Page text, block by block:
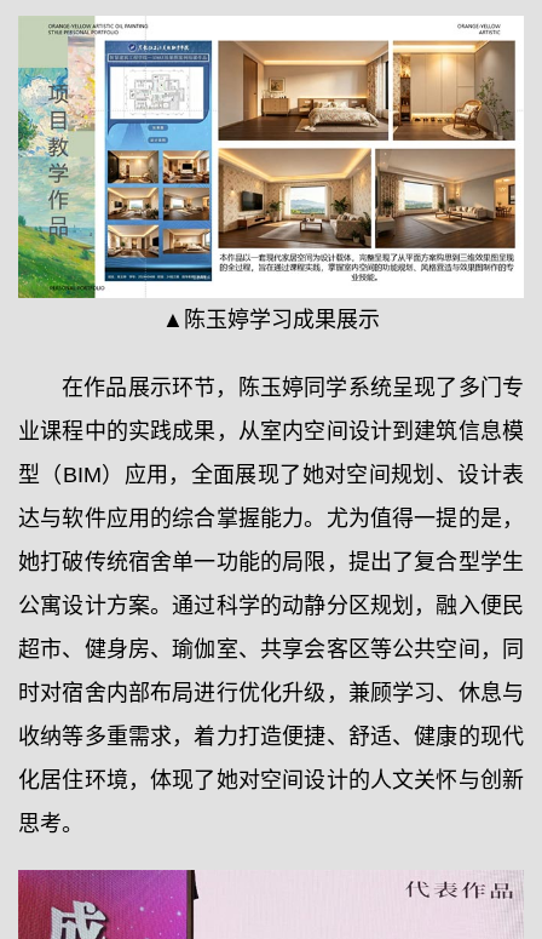
▲陈玉婷学习成果展示
在作品展示环节，陈玉婷同学系统呈现了多门专
业课程中的实践成果，从室内空间设计到建筑信息模
型（BIM）应用，全面展现了她对空间规划、设计表
达与软件应用的综合掌握能力。尤为值得一提的是，
她打破传统宿舍单一功能的局限，提出了复合型学生
公寓设计方案。通过科学的动静分区规划，融入便民
超市、健身房、瑜伽室、共享会客区等公共空间，同
时对宿舍内部布局进行优化升级，兼顾学习、休息与
收纳等多重需求，着力打造便捷、舒适、健康的现代
化居住环境，体现了她对空间设计的人文关怀与创新
思考。